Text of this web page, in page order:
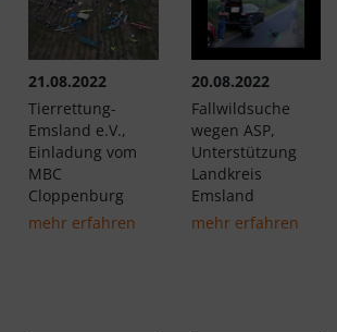
21.08.2022
Tierrettung-
Emsland e.V.,
Einladung vom
MBC
Cloppenburg
mehr erfahren
20.08.2022
Fallwildsuche
wegen ASP,
Unterstützung
Landkreis
Emsland
mehr erfahren